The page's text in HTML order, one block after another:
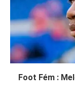
Foot Fém :